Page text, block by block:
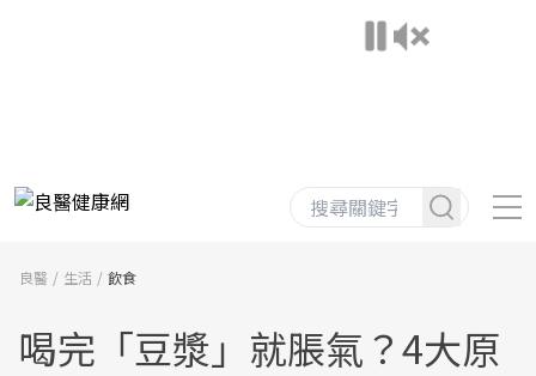
良醫 生活 飲食
喝完「豆漿」就脹氣？4大原